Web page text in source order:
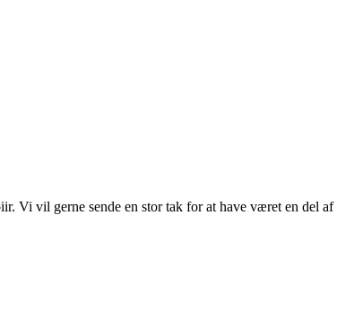
Vi vil gerne sende en stor tak for at have været en del af